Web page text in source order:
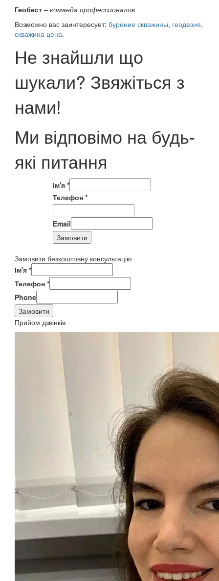
Геобест – команда профессионалов
Возможно вас заинтересует: бурение скважины, геодезия,
скважина цена.
Не знайшли що
шукали? Звяжіться з
нами!
Ми відповімо на будь-
які питання
Ім'я *
Телефон *
Email
Замовити
Замовити безкоштовну консультацію
Ім'я *
Телефон *
Phone
Замовити
Прийом дзвінків